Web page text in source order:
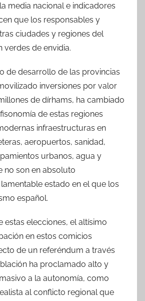
media nacional e indicadores
que los responsables y
ciudades y regiones del
verdes de envidia.
de desarrollo de las provincias
inversiones por valor
de dírhams, ha cambiado
de estas regiones
infraestructuras en
aeropuertos, sanidad,
urbanos, agua y
no son en absoluto
estado en el que los
español.
estas elecciones, el altísimo
en estos comicios
de un referéndum a través
ha proclamado alto y
a la autonomía, como
al conflicto regional que